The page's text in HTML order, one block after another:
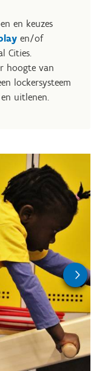
en keuzes
en/of
Cities.
hoogte van
lockersysteem
uitlenen.